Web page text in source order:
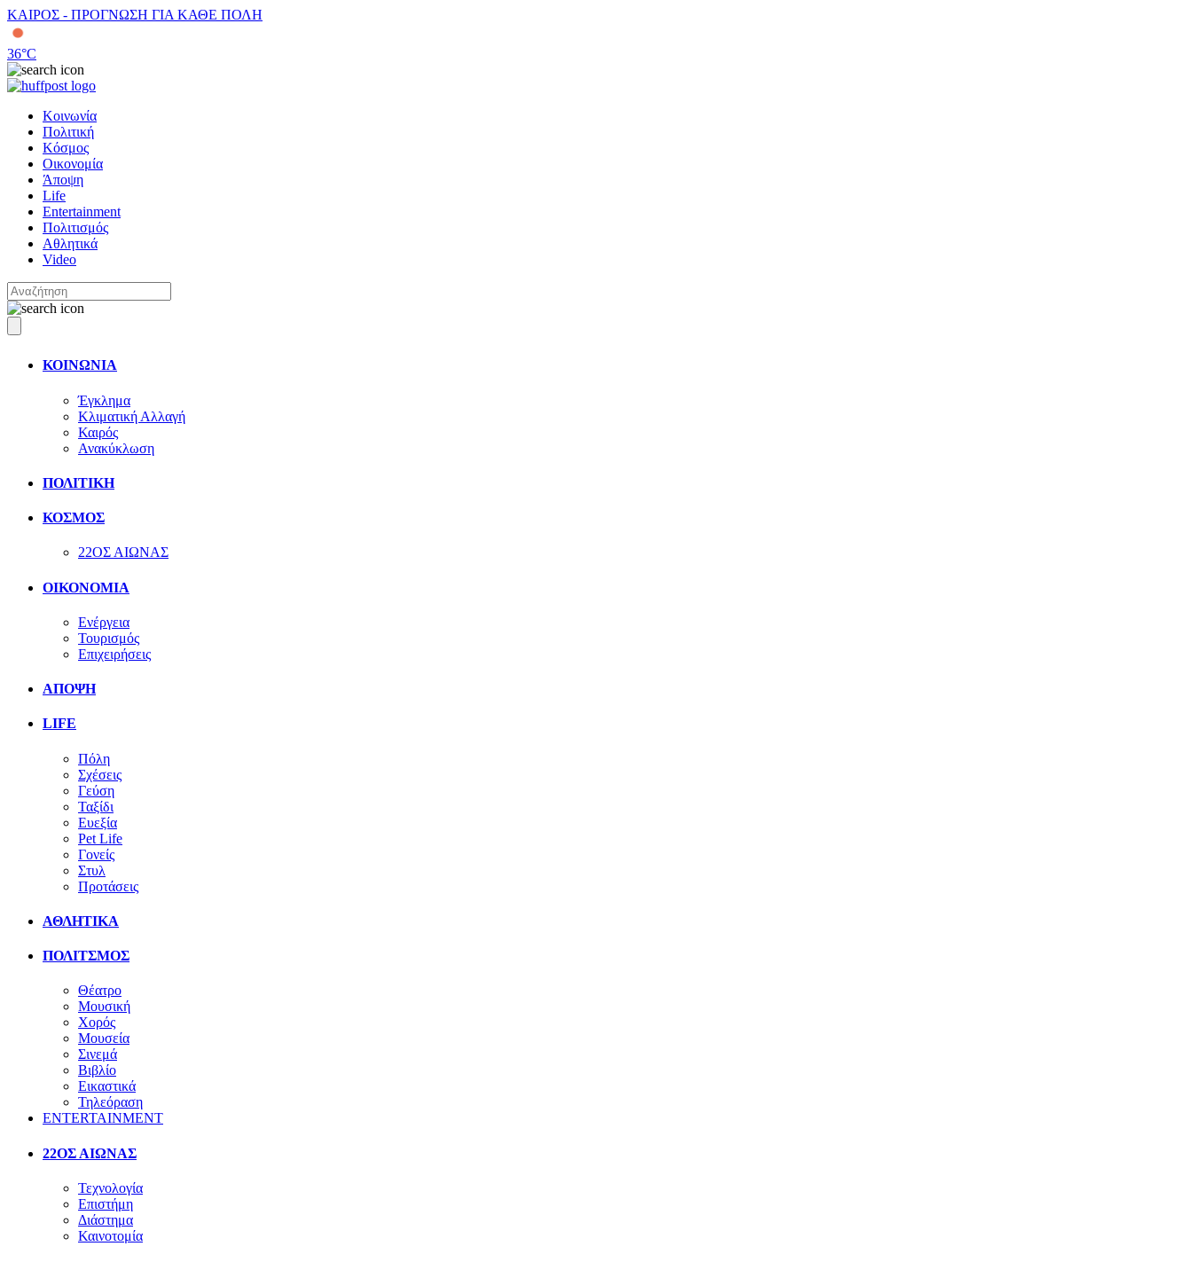
ΚΑΙΡΟΣ - ΠΡΟΓΝΩΣΗ ΓΙΑ ΚΑΘΕ ΠΟΛΗ
36°C
Κοινωνία
Πολιτική
Κόσμος
Οικονομία
Άποψη
Life
Entertainment
Πολιτισμός
Αθλητικά
Video
ΚΟΙΝΩΝΙΑ
Έγκλημα
Κλιματική Αλλαγή
Καιρός
Ανακύκλωση
ΠΟΛΙΤΙΚΗ
ΚΟΣΜΟΣ
22ΟΣ ΑΙΩΝΑΣ
ΟΙΚΟΝΟΜΙΑ
Ενέργεια
Τουρισμός
Επιχειρήσεις
ΑΠΟΨΗ
LIFE
Πόλη
Σχέσεις
Γεύση
Ταξίδι
Ευεξία
Pet Life
Γονείς
Στυλ
Προτάσεις
ΑΘΛΗΤΙΚΑ
ΠΟΛΙΤΣΜΟΣ
Θέατρο
Μουσική
Χορός
Μουσεία
Σινεμά
Βιβλίο
Εικαστικά
Τηλεόραση
ENTERTAINMENT
22ΟΣ ΑΙΩΝΑΣ
Τεχνολογία
Επιστήμη
Διάστημα
Καινοτομία